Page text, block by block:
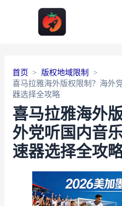
首页
版权地域限制
喜马拉雅海外版权限制？海外
器选择全攻略
喜马拉雅海外
外党听国内音
速器选择全攻